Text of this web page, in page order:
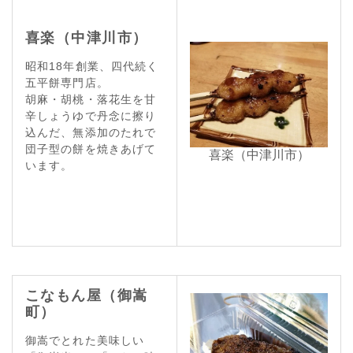
喜楽（中津川市）
昭和18年創業、四代続く
五平餅専門店。
胡麻・胡桃・落花生を甘
辛しょうゆで丹念に擦り
込んだ、無添加のたれで
団子型の餅を焼きあげて
います。
喜楽（中津川市）
こなもん屋（御嵩
町）
御嵩でとれた美味しい